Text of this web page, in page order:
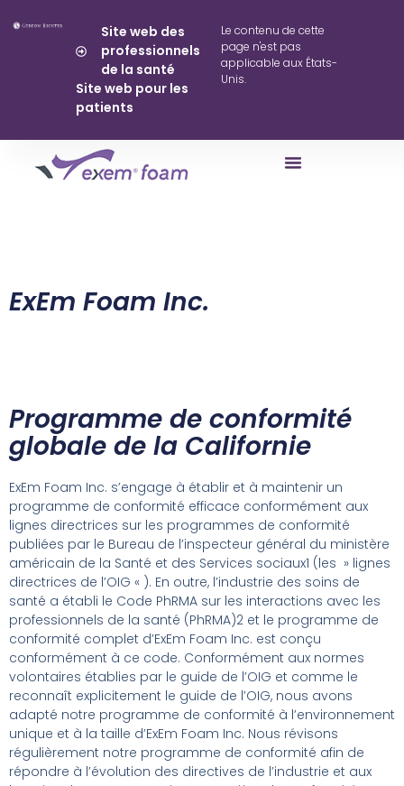
Site web des
professionnels
de la santé
Site web pour les
patients
Le contenu de cette
page n'est pas
applicable aux États-
Unis.
ExEm Foam Inc.
Programme de conformité
globale de la Californie
ExEm Foam Inc. s’engage à établir et à maintenir un
programme de conformité efficace conformément aux
lignes directrices sur les programmes de conformité
publiées par le Bureau de l’inspecteur général du ministère
américain de la Santé et des Services sociaux1 (les » lignes
directrices de l’OIG « ). En outre, l’industrie des soins de
santé a établi le Code PhRMA sur les interactions avec les
professionnels de la santé (PhRMA)2 et le programme de
conformité complet d’ExEm Foam Inc. est conçu
conformément à ce code. Conformément aux normes
volontaires établies par le guide de l’OIG et comme le
reconnaît explicitement le guide de l’OIG, nous avons
adapté notre programme de conformité à l’environnement
unique et à la taille d’ExEm Foam Inc. Nous révisons
régulièrement notre programme de conformité afin de
répondre à l’évolution des directives de l’industrie et aux